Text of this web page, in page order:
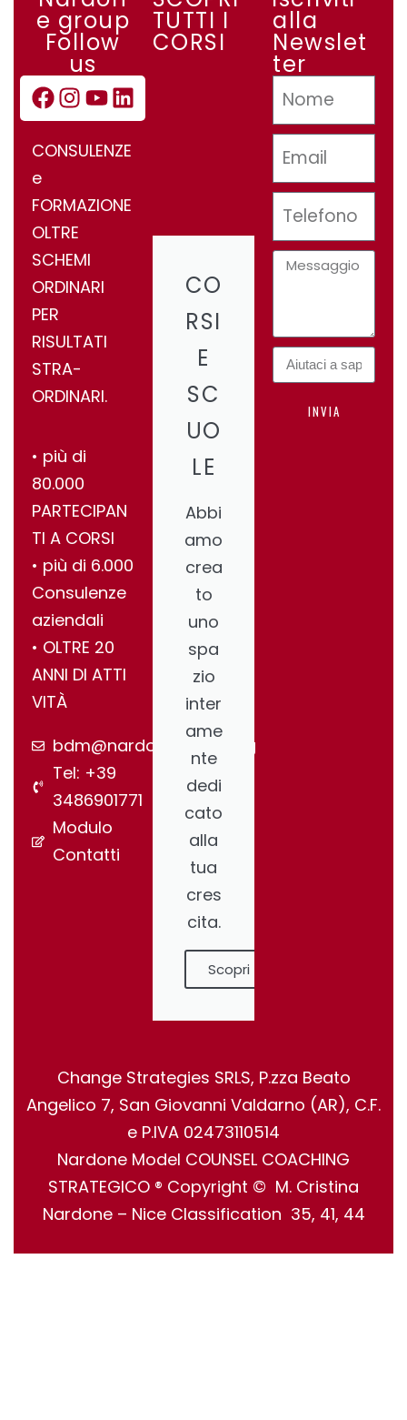
e group
Follow
us
CONSULENZE
e
FORMAZIONE
OLTRE
SCHEMI
ORDINARI
PER
RISULTATI
STRA-
ORDINARI.
•⁠ ⁠più di
80.000
PARTECIPAN
TI A CORSI
•⁠ ⁠più di 6.000
Consulenze
aziendali
•⁠ ⁠OLTRE 20
ANNI DI ATTI
VITÀ
bdm@nardonegroup.org
Tel: +39
3486901771
Modulo
Contatti
TUTTI I
CORSI
CO
RSI
E
SC
UO
LE
Abbi
amo
crea
to
uno
spa
zio
inter
ame
nte
dedi
cato
alla
tua
cres
cita.
Scopri
alla
Newslet
ter
INVIA
Change Strategies SRLS, P.zza Beato
Angelico 7, San Giovanni Valdarno (AR), C.F.
e P.IVA 02473110514
Nardone Model COUNSEL COACHING
STRATEGICO ® Copyright © M. Cristina
Nardone – Nice Classification 35, 41, 44